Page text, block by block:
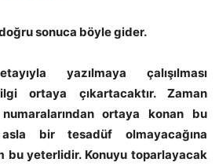
sonuca böyle gider.
yazılmaya çalışılması
ortaya çıkartacaktır. Zaman
ortaya konan bu
bir tesadüf olmayacağına
bu yeterlidir. Konuyu toparlayacak